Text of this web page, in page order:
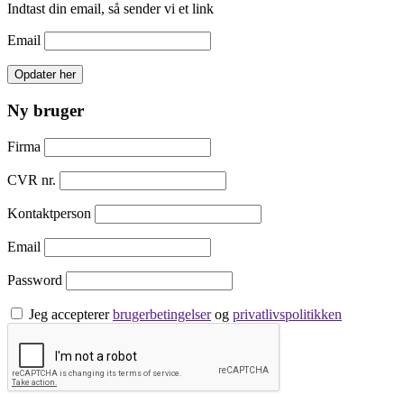
Indtast din email, så sender vi et link
Email
Ny bruger
Firma
CVR nr.
Kontaktperson
Email
Password
Jeg acceptererbrugerbetingelserog privatlivspolitikken